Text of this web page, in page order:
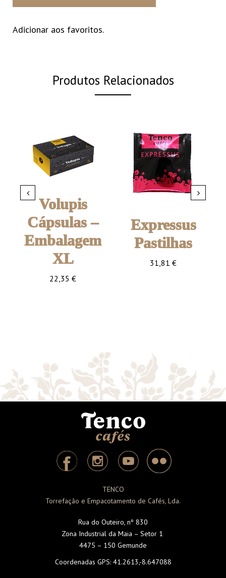
Adicionar aos favoritos.
Produtos Relacionados
Volupis
Cápsulas –
Embalagem
XL
22,35 €
Expressus
Pastilhas
31,81 €
TENCO
Torrefação e Empacotamento de Cafés, Lda.
Rua do Outeiro, nº 830
Zona Industrial da Maia – Setor 1
4475 – 150 Gemunde
Coordenadas GPS:41.2613,-8.647088